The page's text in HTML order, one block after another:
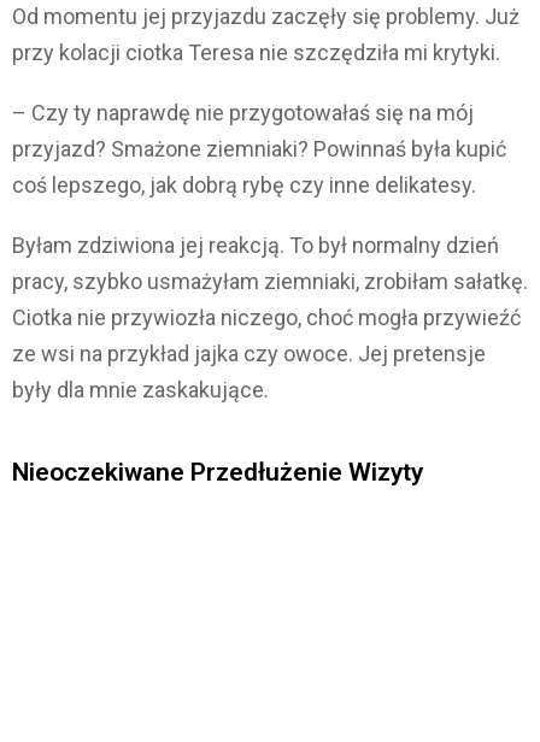
Od momentu jej przyjazdu zaczęły się problemy. Już
przy kolacji ciotka Teresa nie szczędziła mi krytyki.
– Czy ty naprawdę nie przygotowałaś się na mój
przyjazd? Smażone ziemniaki? Powinnaś była kupić
coś lepszego, jak dobrą rybę czy inne delikatesy.
Byłam zdziwiona jej reakcją. To był normalny dzień
pracy, szybko usmażyłam ziemniaki, zrobiłam sałatkę.
Ciotka nie przywiozła niczego, choć mogła przywieźć
ze wsi na przykład jajka czy owoce. Jej pretensje
były dla mnie zaskakujące.
Nieoczekiwane Przedłużenie Wizyty